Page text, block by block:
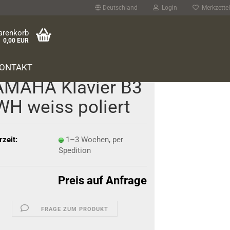
Deutschland Login Merkzettel
0,00 EUR
Kla­vier B3
weiss po­liert
1–3 Wochen, per
Spedition
Preis auf Anfrage
FRAGE ZUM PRODUKT